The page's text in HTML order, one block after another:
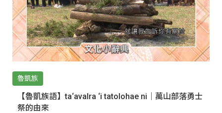
魯凱族
【魯凱族語】ta‘avalra ‘i tatolohae ni｜萬山部落勇士
祭的由來